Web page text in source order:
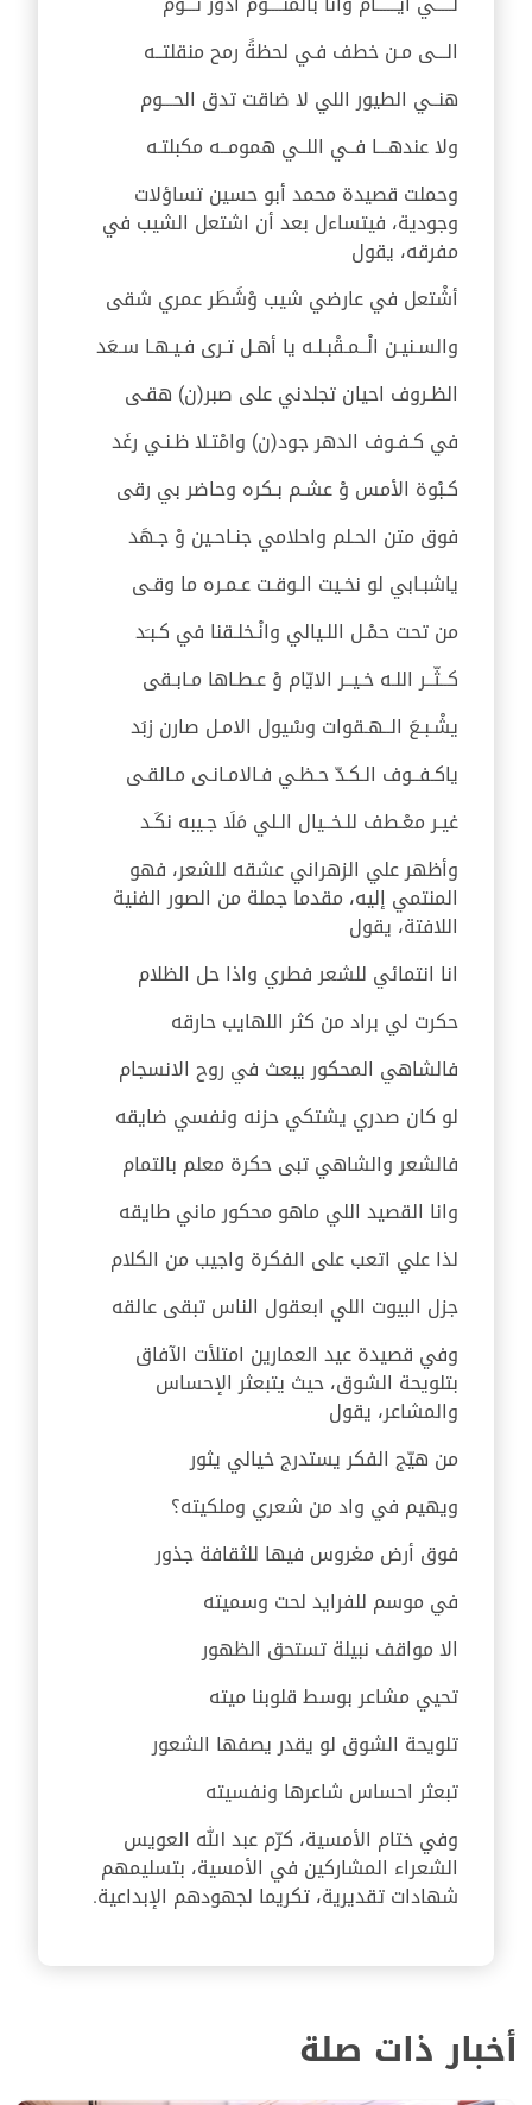
الـــى مـن خطف فـي لحظةً رمح منقلتــه
هنــي الطيور اللي لا ضاقت تدق الحـــوم
ولا عندهـــا فــي اللــي همومــه مكبلتـه
وحملت قصيدة محمد أبو حسين تساؤلات
وجودية، فيتساءل بعد أن اشتعل الشيب في
مفرقه، يقول
أشْتعل في عارضي شيب وْشَطَر عمري شقى
والسـنيـن الْــمـقْبـلـه يا أهـل تـرى فـيـهـا سـعَد
الظـروف احيان تجلدني على صبر(ن) هقـى
في كـفـوف الدهر جود(ن) وامْتـلا ظـنـي رغَد
كـبْوة الأمس وْ عشـم بـكره وحاضر بي رقى
فوق متن الحـلم واحلامي جنـاحـين وْ جـهَد
ياشبـابي لو نخـيت الـوقـت عـمـره ما وقـى
من تحت حمْـل اللـيالي وانْـخلـقنا في كـبـَد
كــثّــر اللـه خـيــر الايّام وْ عـطـاها مـابـقى
يشْـبـعَ الــهـقوات وسْيول الامـل صارن زبَد
ياكـفــوف الـكـدّ حـظـي فـالامـانـى مـالقـى
غيـر معْـطف للـخــيال الـلي مَلَا جـيبه نكَـد
وأظهر علي الزهراني عشقه للشعر، فهو
المنتمي إليه، مقدما جملة من الصور الفنية
اللافتة، يقول
انا انتمائي للشعر فطري واذا حل الظلام
حكرت لي براد من كثر اللهايب حارقه
فالشاهي المحكور يبعث في روح الانسجام
لو كان صدري يشتكي حزنه ونفسي ضايقه
فالشعر والشاهي تبى حكرة معلم بالتمام
وانا القصيد اللي ماهو محكور ماني طايقه
‏لذا علي اتعب على الفكرة واجيب من الكلام
جزل البيوت اللي ابعقول الناس تبقى عالقه
وفي قصيدة عيد العمارين امتلأت الآفاق
بتلويحة الشوق، حيث يتبعثر الإحساس
والمشاعر، يقول
من هيّج الفكر يستدرج خيالي يثور
ويهيم في واد من شعري وملكيته؟
فوق أرض مغروس فيها للثقافة جذور
في موسم للفرايد لحت وسميته
الا مواقف نبيلة تستحق الظهور
تحيي مشاعر بوسط قلوبنا ميته
تلويحة الشوق لو يقدر يصفها الشعور
تبعثر احساس شاعرها ونفسيته
وفي ختام الأمسية، كرّم عبد الله العويس
الشعراء المشاركين في الأمسية، بتسليمهم
شهادات تقديرية، تكريما لجهودهم الإبداعية.
أخبار ذات صلة